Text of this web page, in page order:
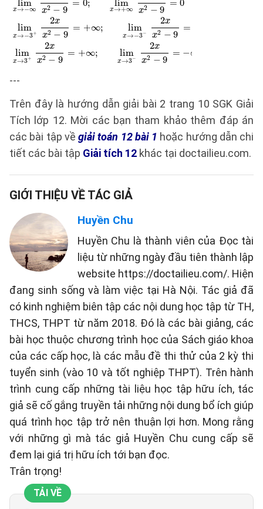
---
Trên đây là hướng dẫn giải bài 2 trang 10 SGK Giải
Tích lớp 12. Mời các bạn tham khảo thêm đáp án
các bài tập về giải toán 12 bài 1 hoặc hướng dẫn chi
tiết các bài tập Giải tích 12 khác tại doctailieu.com.
GIỚI THIỆU VỀ TÁC GIẢ
Huyền Chu
Huyền Chu là thành viên của Đọc tài
liệu từ những ngày đầu tiên thành lập
website https://doctailieu.com/. Hiện
đang sinh sống và làm việc tại Hà Nội. Tác giả đã
có kinh nghiệm biên tập các nội dung học tập từ TH,
THCS, THPT từ năm 2018. Đó là các bài giảng, các
bài học thuộc chương trình học của Sách giáo khoa
của các cấp học, là các mẫu đề thi thử của 2 kỳ thi
tuyển sinh (vào 10 và tốt nghiệp THPT). Trên hành
trình cung cấp những tài liệu học tập hữu ích, tác
giả sẽ cố gắng truyền tải những nội dung bổ ích giúp
quá trình học tập trở nên thuận lợi hơn. Mong rằng
với những gì mà tác giả Huyền Chu cung cấp sẽ
đem lại giá trị hữu ích tới bạn đọc.
Trân trọng!
TẢI VỀ